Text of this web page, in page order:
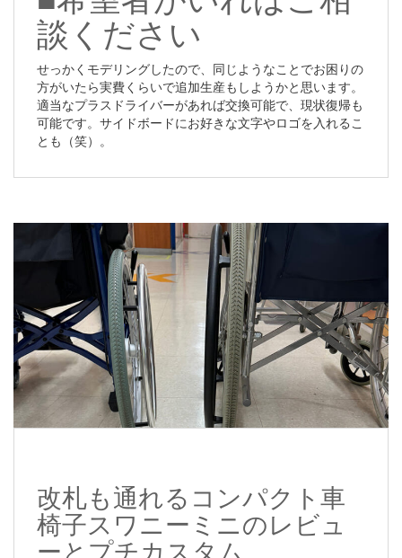
談ください
せっかくモデリングしたので、同じようなことでお困りの
方がいたら実費くらいで追加生産もしようかと思います。
適当なプラスドライバーがあれば交換可能で、現状復帰も
可能です。サイドボードにお好きな文字やロゴを入れるこ
とも（笑）。
改札も通れるコンパクト車
椅子スワニーミニのレビュ
ーとプチカスタム